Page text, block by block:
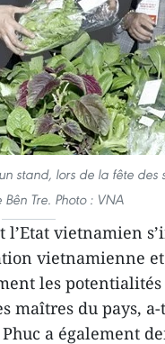
stand, lors de la fête des
Tre. Photo : VNA
vietnamien
vietnamienne
les potentialités
maîtres du pays,
a également